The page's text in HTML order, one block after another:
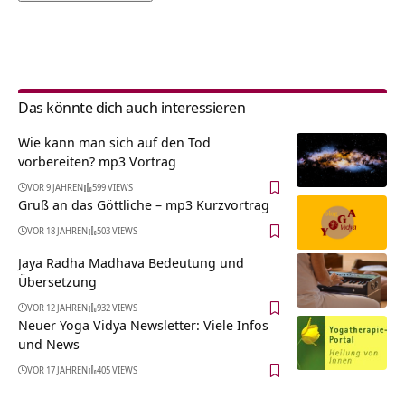
Das könnte dich auch interessieren
Wie kann man sich auf den Tod
vorbereiten? mp3 Vortrag
VOR 9 JAHREN 599 VIEWS
Gruß an das Göttliche – mp3 Kurzvortrag
VOR 18 JAHREN 503 VIEWS
Jaya Radha Madhava Bedeutung und
Übersetzung
VOR 12 JAHREN 932 VIEWS
Neuer Yoga Vidya Newsletter: Viele Infos
und News
VOR 17 JAHREN 405 VIEWS